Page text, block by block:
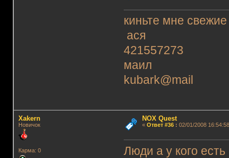
киньте мне
ася
421557273
маил
kubark@mail
Xakern
Новичок
Карма: 0
NOX Quest
« Ответ #36: 02/01/2008
Люди а у кого